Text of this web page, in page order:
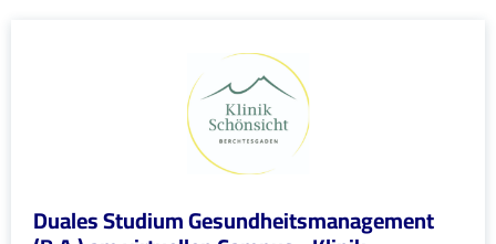
Duales Studium Gesundheitsmanagement